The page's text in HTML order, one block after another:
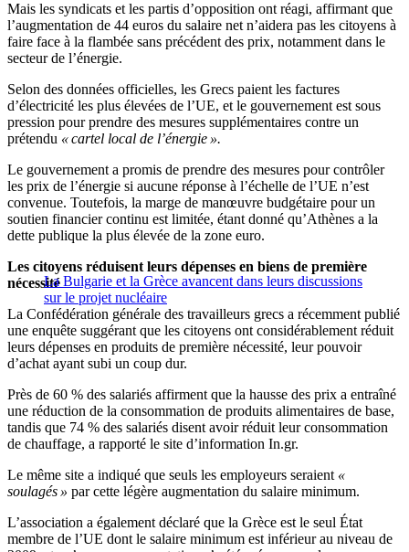
Mais les syndicats et les partis d’opposition ont réagi, affirmant que
l’augmentation de 44 euros du salaire net n’aidera pas les citoyens à
faire face à la flambée sans précédent des prix, notamment dans le
secteur de l’énergie.
Selon des données officielles, les Grecs paient les factures
d’électricité les plus élevées de l’UE, et le gouvernement est sous
pression pour prendre des mesures supplémentaires contre un
prétendu « cartel local de l’énergie ».
Le gouvernement a promis de prendre des mesures pour contrôler
les prix de l’énergie si aucune réponse à l’échelle de l’UE n’est
convenue. Toutefois, la marge de manœuvre budgétaire pour un
soutien financier continu est limitée, étant donné qu’Athènes a la
dette publique la plus élevée de la zone euro.
La Bulgarie et la Grèce avancent dans leurs discussions
sur le projet nucléaire
Les citoyens réduisent leurs dépenses en biens de première
nécessité
La Confédération générale des travailleurs grecs a récemment publié
une enquête suggérant que les citoyens ont considérablement réduit
leurs dépenses en produits de première nécessité, leur pouvoir
d’achat ayant subi un coup dur.
Près de 60 % des salariés affirment que la hausse des prix a entraîné
une réduction de la consommation de produits alimentaires de base,
tandis que 74 % des salariés disent avoir réduit leur consommation
de chauffage, a rapporté le site d’information In.gr.
Le même site a indiqué que seuls les employeurs seraient «
soulagés » par cette légère augmentation du salaire minimum.
L’association a également déclaré que la Grèce est le seul État
membre de l’UE dont le salaire minimum est inférieur au niveau de